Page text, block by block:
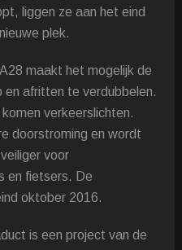
liggen ze aan het eind
plek.
maakt het mogelijk de
en afritten te verdubbelen.
verkeerslichten.
doorstroming en wordt
voor
en fietsers. De
oktober 2016.
is een project van de